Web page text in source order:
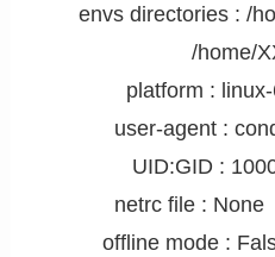
envs directories
/
platform :
user-agent
UID:GID :
             netrc file : None
offline mode :